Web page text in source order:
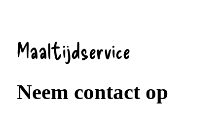
Maaltijdservice
Neem contact op